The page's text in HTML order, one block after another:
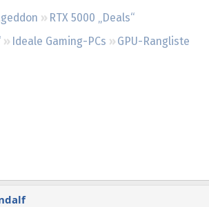
RTX 5000 „Deals“
Ideale Gaming-PCs
GPU-Rangliste